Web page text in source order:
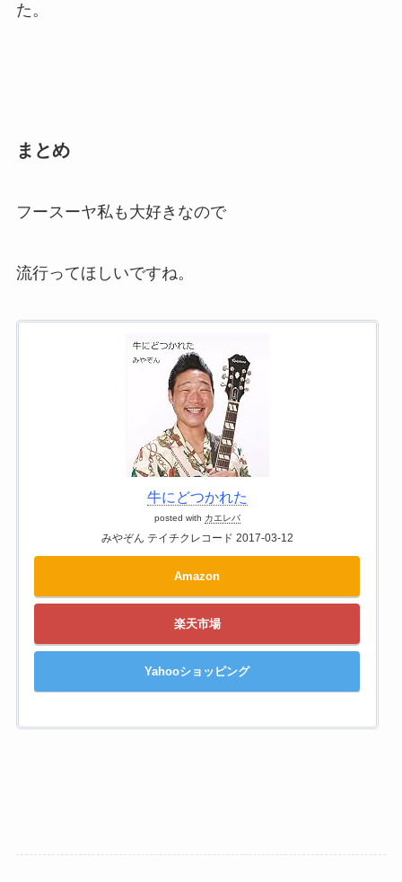
た。
まとめ
フースーヤ私も大好きなので
流行ってほしいですね。
牛にどつかれた
posted with カエレバ
みやぞん テイチクレコード 2017-03-12
Amazon
楽天市場
Yahooショッピング